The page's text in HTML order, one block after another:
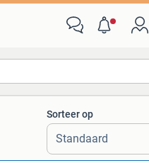
Alle afstanden…
Sorteer op